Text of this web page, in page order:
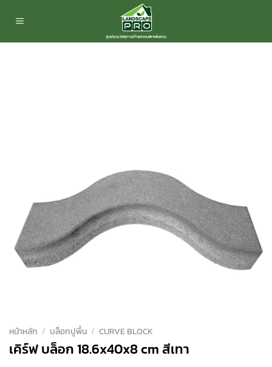
หน้าหลัก / บล็อกปูพื้น / CURVE BLOCK
เคิร์ฟ บล็อก 18.6x40x8 cm สีเทา